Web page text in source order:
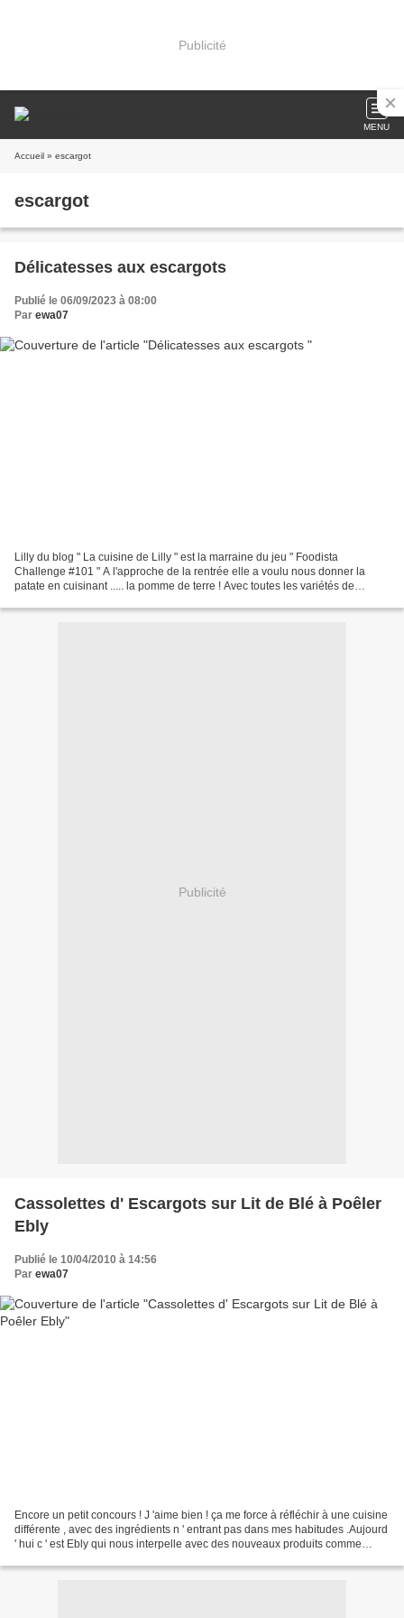
Publicité
MENU
Accueil » escargot
escargot
Délicatesses aux escargots
Publié le 06/09/2023 à 08:00
Par ewa07
Lilly du blog " La cuisine de Lilly " est la marraine du jeu " Foodista
Challenge #101 " A l'approche de la rentrée elle a voulu nous donner la
patate en cuisinant ..... la pomme de terre ! Avec toutes les variétés de
Publicité
Cassolettes d' Escargots sur Lit de Blé à Poêler
Ebly
Publié le 10/04/2010 à 14:56
Par ewa07
Encore un petit concours ! J 'aime bien ! ça me force à réfléchir à une cuisine
différente , avec des ingrédients n ' entrant pas dans mes habitudes .Aujourd
' hui c ' est Ebly qui nous interpelle avec des nouveaux produits comme